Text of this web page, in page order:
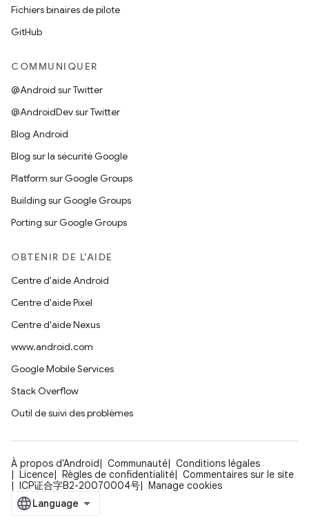
Fichiers binaires de pilote
GitHub
COMMUNIQUER
@Android sur Twitter
@AndroidDev sur Twitter
Blog Android
Blog sur la sécurité Google
Platform sur Google Groups
Building sur Google Groups
Porting sur Google Groups
OBTENIR DE L'AIDE
Centre d'aide Android
Centre d'aide Pixel
Centre d'aide Nexus
www.android.com
Google Mobile Services
Stack Overflow
Outil de suivi des problèmes
À propos d'Android Communauté
Conditions légales
Licence
Règles de confidentialité
Commentaires sur le site
ICP证合字B2-20070004号
Manage cookies